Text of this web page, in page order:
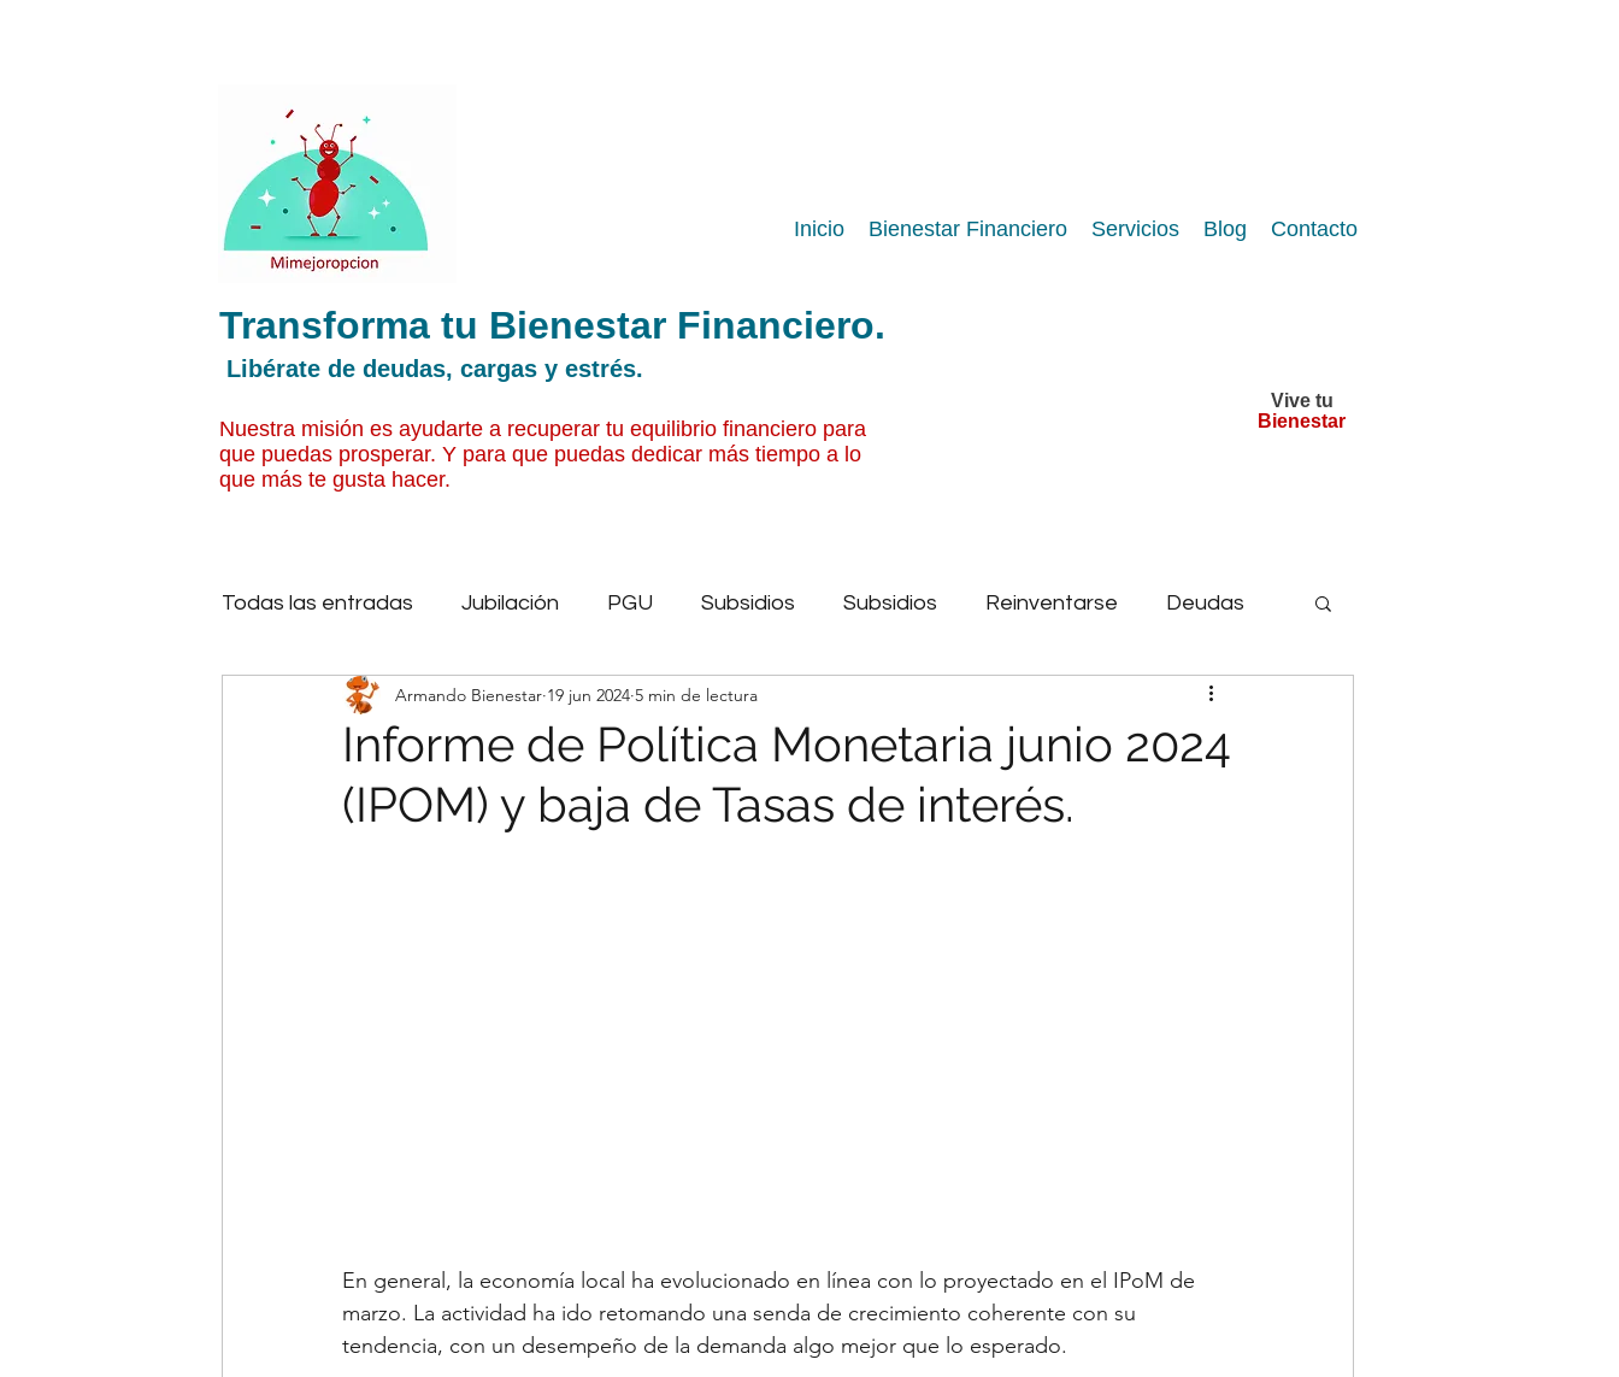
Inicio Bienestar Financiero Servicios Blog Contacto
Todas las entradas Jubilación PGU Subsidios Subsidios Reinventarse Deudas
Bienestar Emocional IPOM Tasas de interés
Inteligencia Artificial Crecimiento Personal TPM Endeudamiento
Informe de Política Monetaria junio 2024
(IPOM) y baja de Tasas de interés.
Armando Bienestar 19 jun 2024 5 min de lectura
En general, la economía local ha evolucionado en línea con lo proyectado en el IPoM de
marzo. La actividad ha ido retomando una senda de crecimiento coherente con su
tendencia, con un desempeño de la demanda algo mejor que lo esperado.
Transforma tu Bienestar Financiero.
Libérate de deudas, cargas y estrés.
Nuestra misión es ayudarte a recuperar tu equilibrio financiero para
que puedas prosperar. Y para que puedas dedicar más tiempo a lo
que más te gusta hacer.
Vive tu
Bienestar